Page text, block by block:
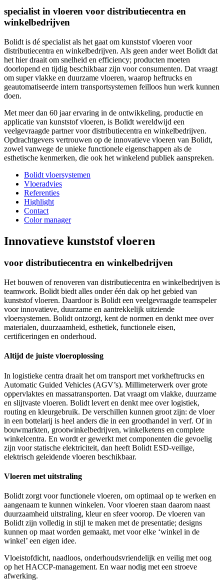
specialist in vloeren voor distributiecentra en
winkelbedrijven
Bolidt is dé specialist als het gaat om kunststof vloeren voor
distributiecentra en winkelbedrijven. Als geen ander weet Bolidt dat
het hier draait om snelheid en efficiency; producten moeten
doorlopend en tijdig beschikbaar zijn voor consumenten. Dat vraagt
om super vlakke en duurzame vloeren, waarop heftrucks en
geautomatiseerde intern transportsystemen feilloos hun werk kunnen
doen.
Met meer dan 60 jaar ervaring in de ontwikkeling, productie en
applicatie van kunststof vloeren, is Bolidt wereldwijd een
veelgevraagde partner voor distributiecentra en winkelbedrijven.
Opdrachtgevers vertrouwen op de innovatieve vloeren van Bolidt,
zowel vanwege de unieke functionele eigenschappen als de
esthetische kenmerken, die ook het winkelend publiek aanspreken.
Bolidt vloersystemen
Vloeradvies
Referenties
Highlight
Contact
Color manager
Innovatieve kunststof vloeren
voor distributiecentra en winkelbedrijven
Het bouwen of renoveren van distributiecentra en winkelbedrijven is
teamwork. Bolidt biedt alles onder één dak op het gebied van
kunststof vloeren. Daardoor is Bolidt een veelgevraagde teamspeler
voor innovatieve, duurzame en aantrekkelijk uitziende
vloersystemen. Bolidt ontzorgt, kent de normen en denkt mee over
materialen, duurzaamheid, esthetiek, functionele eisen,
certificeringen en onderhoud.
Altijd de juiste vloeroplossing
In logistieke centra draait het om transport met vorkheftrucks en
Automatic Guided Vehicles (AGV’s). Millimeterwerk over grote
oppervlaktes en massatransporten. Dat vraagt om vlakke, duurzame
en slijtvaste vloeren. Bolidt levert en denkt mee over logistiek,
routing en kleurgebruik. De verschillen kunnen groot zijn: de vloer
in een bottelarij is heel anders die in een groothandel in verf. Of in
bouwmarkten, grootwinkelbedrijven, winkelketens en complete
winkelcentra. En wordt er gewerkt met componenten die gevoelig
zijn voor statische elektriciteit, dan heeft Bolidt ESD-veilige,
elektrisch geleidende vloeren beschikbaar.
Vloeren met uitstraling
Bolidt zorgt voor functionele vloeren, om optimaal op te werken en
aangenaam te kunnen winkelen. Voor vloeren staan daarom naast
duurzaamheid uitstraling, kleur en sfeer voorop. De vloeren van
Bolidt zijn volledig in stijl te maken met de presentatie; designs
kunnen op maat worden gemaakt, met voor elke ‘winkel in de
winkel’ een eigen idee.
Vloeistofdicht, naadloos, onderhoudsvriendelijk en veilig met oog
op het HACCP-management. En waar nodig met een stroeve
afwerking.